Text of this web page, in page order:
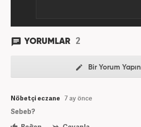
YORUMLAR 2
Bir Yorum Yapın
Nöbetçi eczane 7 ay önce
Sebeb?